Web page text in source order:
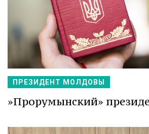
ПРЕЗИДЕНТ МОЛДОВЫ
»Прорумынский»